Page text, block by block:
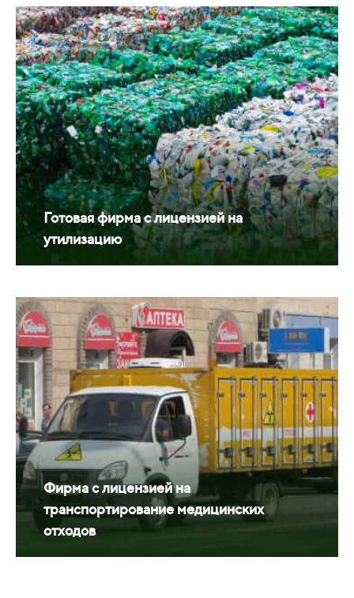
Готовая фирма с лицензией на
утилизацию
Фирма с лицензией на
транспортирование медицинских
отходов